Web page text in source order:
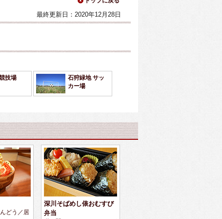
最終更新日：2020年12月28日
技場
石狩緑地 サッ
カー場
どう／居
深川そばめし俵おむすび
弁当